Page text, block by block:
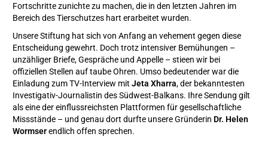
Fortschritte zunichte zu machen, die in den letzten Jahren im
Bereich des Tierschutzes hart erarbeitet wurden.
Unsere Stiftung hat sich von Anfang an vehement gegen diese
Entscheidung gewehrt. Doch trotz intensiver Bemühungen –
unzähliger Briefe, Gespräche und Appelle – stieen wir bei
offiziellen Stellen auf taube Ohren. Umso bedeutender war die
Einladung zum TV-Interview mit Jeta Xharra, der bekanntesten
Investigativ-Journalistin des Südwest-Balkans. Ihre Sendung gilt
als eine der einflussreichsten Plattformen für gesellschaftliche
Missstände – und genau dort durfte unsere Gründerin Dr. Helen
Wormserendlich offen sprechen.